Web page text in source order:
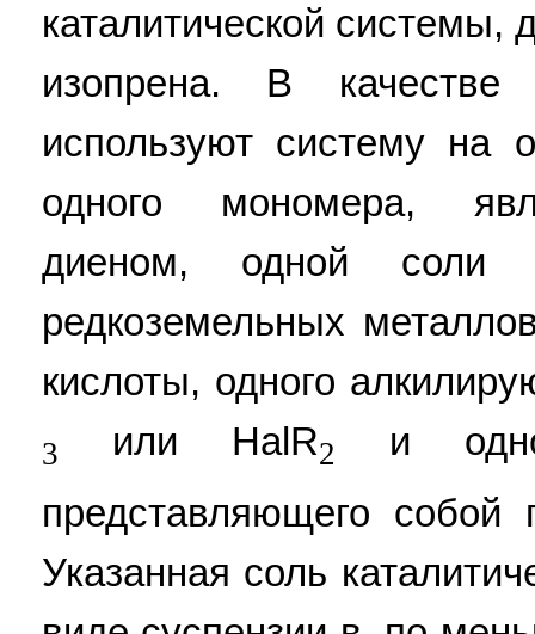
каталитической системы,
изопрена. В качестве
используют систему на
одного мономера,
диеном, одной соли
редкоземельных
кислоты, одного
3 или HalR2
и
представляющего собой
Указанная соль